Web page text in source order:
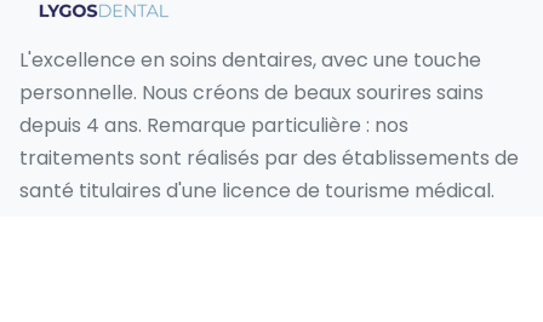
L'excellence en soins dentaires, avec une touche
personnelle. Nous créons de beaux sourires sains
depuis 4 ans. Remarque particulière : nos
traitements sont réalisés par des établissements de
santé titulaires d'une licence de tourisme médical.